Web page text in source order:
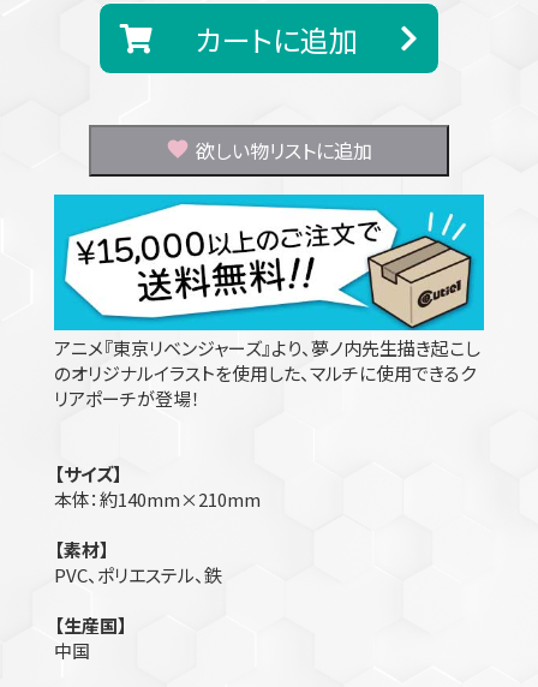
カートに追加
欲しい物リストに追加
アニメ『東京リベンジャーズ』より、夢ノ内先生描き起こし
のオリジナルイラストを使用した、マルチに使用できるク
リアポーチが登場！
【サイズ】
本体：約140mm×210mm
【素材】
PVC、ポリエステル、鉄
【生産国】
中国